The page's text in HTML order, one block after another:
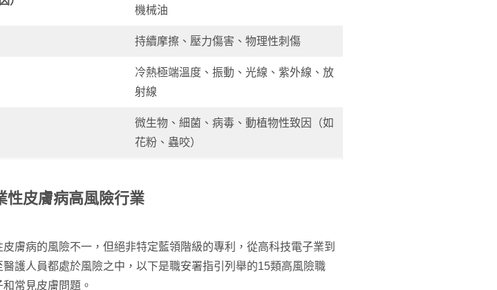
機械油
持續摩擦、壓力傷害、物理性刺傷
冷熱極端溫度、振動、光線、紫外線、放
射線
微生物、細菌、病毒、動植物性致因（如
花粉、蟲咬）
性皮膚病高風險行業
膚病的風險不一，但絕非特定藍領階級的專利，從高科技電子業到
醫護人員都處於風險之中，以下是職安署指引列舉的15類高風險職
常見皮膚問題。